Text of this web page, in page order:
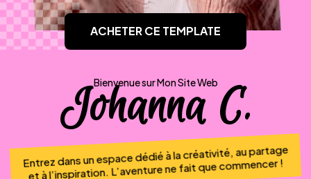
ACHETER CE TEMPLATE
Bienvenue sur Mon Site Web
Johanna C.
Entrez dans un espace dédié à la créativité, au partage
et à l’inspiration. L’aventure ne fait que commencer !